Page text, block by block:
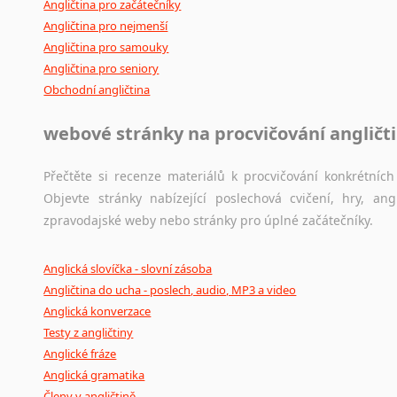
Angličtina pro začátečníky
Angličtina pro nejmenší
Angličtina pro samouky
Angličtina pro seniory
Obchodní angličtina
webové stránky na procvičování
Přečtěte si recenze materiálů k procvičování
Objevte stránky nabízející poslechová cvičení, hry,
zpravodajské weby nebo stránky pro úplné začátečníky.
Anglická slovíčka - slovní zásoba
Angličtina do ucha - poslech, audio, MP3 a video
Anglická konverzace
Testy z angličtiny
Anglické fráze
Anglická gramatika